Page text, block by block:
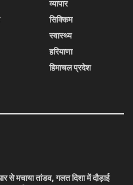
व्यापार
सिक्किम
स्वास्थ्य
हरियाणा
हिमाचल प्रदेश
से मचाया तांडव, गलत दिशा में दौड़ाई